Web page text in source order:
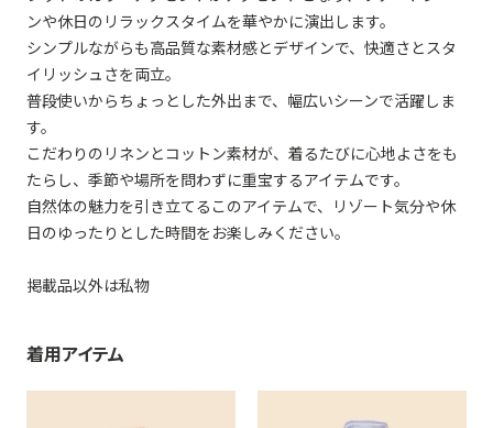
ンや休日のリラックスタイムを華やかに演出します。
シンプルながらも高品質な素材感とデザインで、快適さとスタ
イリッシュさを両立。
普段使いからちょっとした外出まで、幅広いシーンで活躍しま
す。
こだわりのリネンとコットン素材が、着るたびに心地よさをも
たらし、季節や場所を問わずに重宝するアイテムです。
自然体の魅力を引き立てるこのアイテムで、リゾート気分や休
日のゆったりとした時間をお楽しみください。
掲載品以外は私物
着用アイテム